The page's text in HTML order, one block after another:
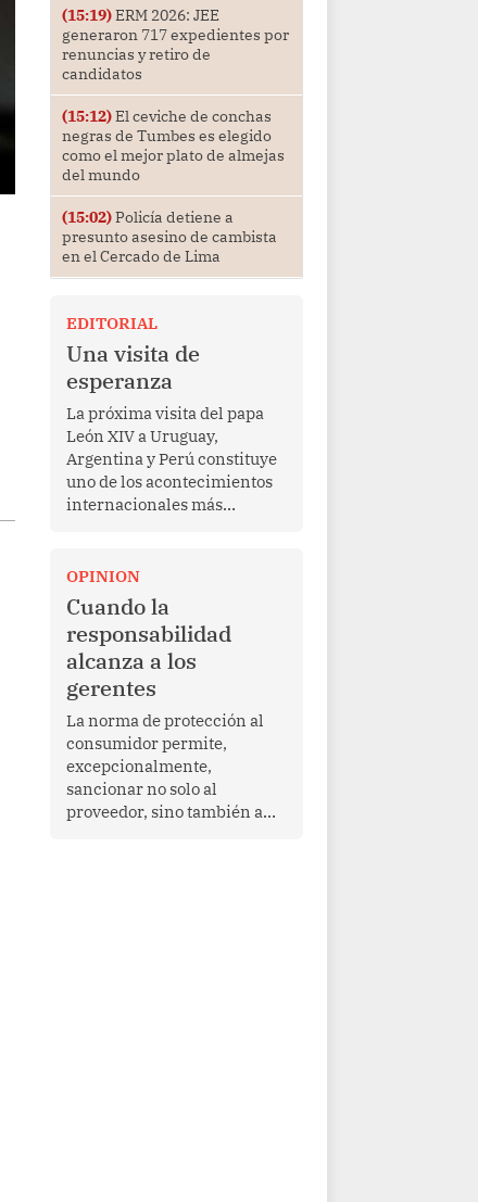
(15:19)ERM 2026: JEE
generaron 717 expedientes por
renuncias y retiro de
candidatos
(15:12)El ceviche de conchas
negras de Tumbes es elegido
como el mejor plato de almejas
del mundo
(15:02)Policía detiene a
presunto asesino de cambista
en el Cercado de Lima
EDITORIAL
Una visita de
esperanza
La próxima visita del papa
León XIV a Uruguay,
Argentina y Perú constituye
uno de los acontecimientos
internacionales más
Más allá de su dimensión
religiosa, esta gira
representa una oportunidad
para reafirmar el valor del
diálogo, fortalecer los
vínculos entre los pueblos y
proyectar una imagen de
cooperación en una región
que enfrenta desafíos en
materia de desarrollo,
cohesión social y
gobernabilidad.
OPINION
Cuando la
responsabilidad
alcanza a los
gerentes
La norma de protección al
consumidor permite,
excepcionalmente,
sancionar no solo al
proveedor, sino también a